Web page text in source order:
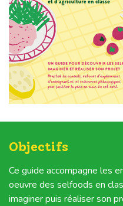
Objectifs
Ce guide accompagne les
oeuvre des selfoods en
imaginer puis réaliser son